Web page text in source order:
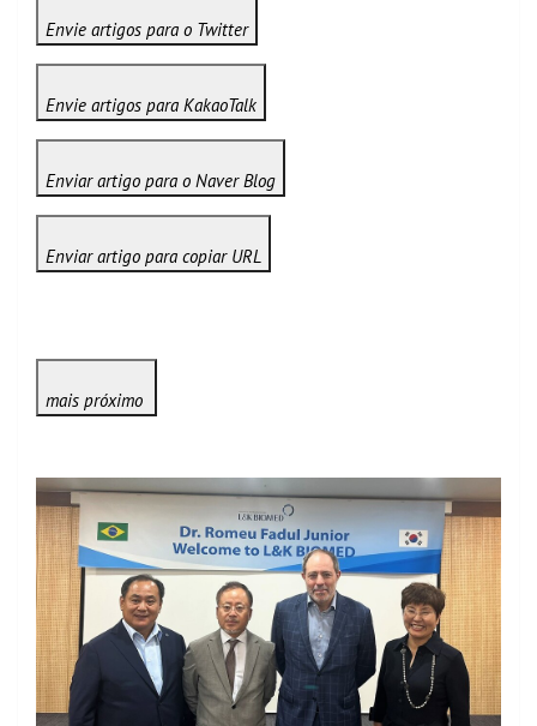
Envie artigos para o Twitter
Envie artigos para KakaoTalk
Enviar artigo para o Naver Blog
Enviar artigo para copiar URL
mais próximo